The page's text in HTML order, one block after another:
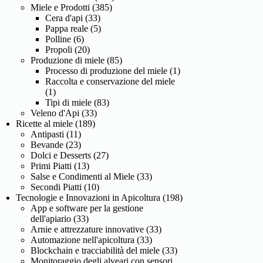
Miele e Prodotti (385)
Cera d'api (33)
Pappa reale (5)
Polline (6)
Propoli (20)
Produzione di miele (85)
Processo di produzione del miele (1)
Raccolta e conservazione del miele
(1)
Tipi di miele (83)
Veleno d'Api (33)
Ricette al miele (189)
Antipasti (11)
Bevande (23)
Dolci e Desserts (27)
Primi Piatti (13)
Salse e Condimenti al Miele (33)
Secondi Piatti (10)
Tecnologie e Innovazioni in Apicoltura (198)
App e software per la gestione
dell'apiario (33)
Arnie e attrezzature innovative (33)
Automazione nell'apicoltura (33)
Blockchain e tracciabilità del miele (33)
Monitoraggio degli alveari con sensori